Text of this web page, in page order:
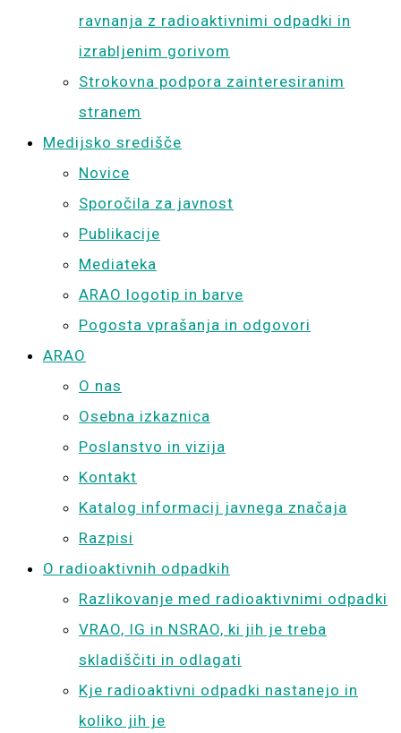
ravnanja z radioaktivnimi odpadki in
izrabljenim gorivom
Strokovna podpora zainteresiranim
stranem
Medijsko središče
Novice
Sporočila za javnost
Publikacije
Mediateka
ARAO logotip in barve
Pogosta vprašanja in odgovori
ARAO
O nas
Osebna izkaznica
Poslanstvo in vizija
Kontakt
Katalog informacij javnega značaja
Razpisi
O radioaktivnih odpadkih
Razlikovanje med radioaktivnimi odpadki
VRAO, IG in NSRAO, ki jih je treba
skladiščiti in odlagati
Kje radioaktivni odpadki nastanejo in
koliko jih je